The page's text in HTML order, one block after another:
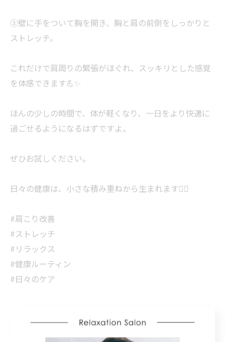
③壁に手をついて胸を開き、胸と肩の前側をしっかりと
ストレッチ。
これだけで肩周りの緊張がほぐれ、スッキリとした感覚
を体感できます💪✨
ほんの少しの時間で、体が軽くなり、一日をより快適に
過ごせるようになるはずですよ。
ぜひお試しください。
日々の健康は、小さな積み重ねから生まれます🧘‍♀️
#肩こり改善
#ストレッチ
#リラックス
#健康ルーティン
#日々のケア